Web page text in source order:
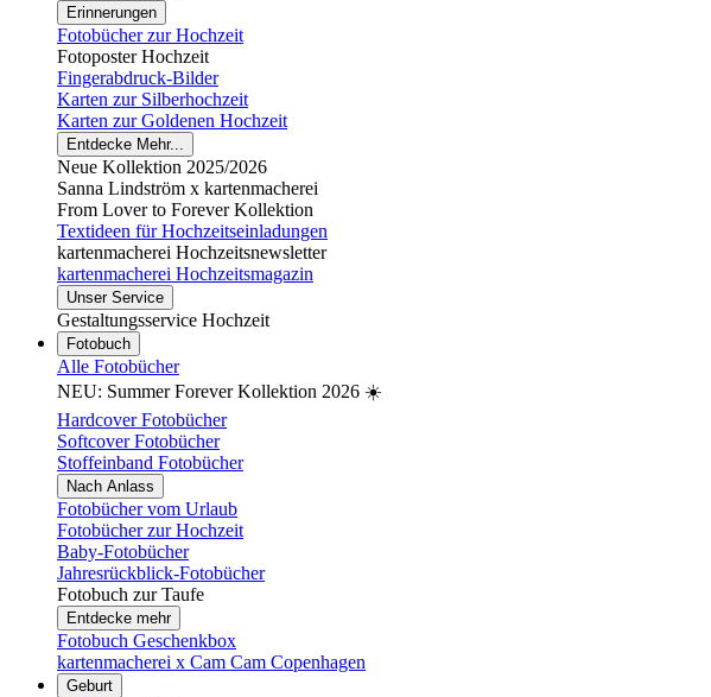
Erinnerungen
Fotobücher zur Hochzeit
Fotoposter Hochzeit
Fingerabdruck-Bilder
Karten zur Silberhochzeit
Karten zur Goldenen Hochzeit
Entdecke Mehr...
Neue Kollektion 2025/2026
Sanna Lindström x kartenmacherei
From Lover to Forever Kollektion
Textideen für Hochzeitseinladungen
kartenmacherei Hochzeitsnewsletter
kartenmacherei Hochzeitsmagazin
Unser Service
Gestaltungsservice Hochzeit
Fotobuch
Alle Fotobücher
NEU: Summer Forever Kollektion 2026 ☀️
Hardcover Fotobücher
Softcover Fotobücher
Stoffeinband Fotobücher
Nach Anlass
Fotobücher vom Urlaub
Fotobücher zur Hochzeit
Baby-Fotobücher
Jahresrückblick-Fotobücher
Fotobuch zur Taufe
Entdecke mehr
Fotobuch Geschenkbox
kartenmacherei x Cam Cam Copenhagen
Geburt